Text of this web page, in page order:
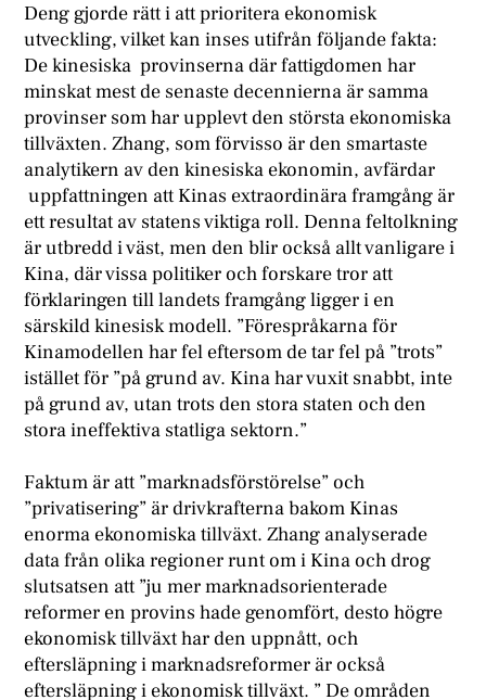
Deng gjorde rätt i att prioritera ekonomisk
utveckling, vilket kan inses utifrån följande fakta:
De kinesiska provinserna där fattigdomen har
minskat mest de senaste decennierna är samma
provinser som har upplevt den största ekonomiska
tillväxten. Zhang, som förvisso är den smartaste
analytikern av den kinesiska ekonomin, avfärdar
uppfattningen att Kinas extraordinära framgång är
ett resultat av statens viktiga roll. Denna feltolkning
är utbredd i väst, men den blir också allt vanligare i
Kina, där vissa politiker och forskare tror att
förklaringen till landets framgång ligger i en
särskild kinesisk modell. ”Förespråkarna för
Kinamodellen har fel eftersom de tar fel på ”trots”
istället för ”på grund av. Kina har vuxit snabbt, inte
på grund av, utan trots den stora staten och den
stora ineffektiva statliga sektorn.”
Faktum är att ”marknadsförstörelse” och
”privatisering” är drivkrafterna bakom Kinas
enorma ekonomiska tillväxt. Zhang analyserade
data från olika regioner runt om i Kina och drog
slutsatsen att ”ju mer marknadsorienterade
reformer en provins hade genomfört, desto högre
ekonomisk tillväxt har den uppnått, och
eftersläpning i marknadsreformer är också
eftersläpning i ekonomisk tillväxt. ” De områden